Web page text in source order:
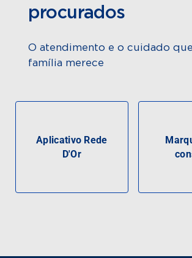
procurados
O atendimento e o cuidado
família merece
Aplicativo Rede
D'Or